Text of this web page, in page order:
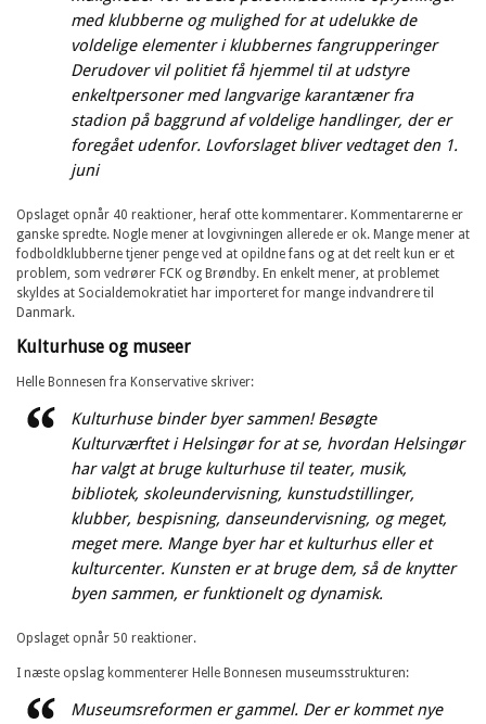
med klubberne og mulighed for at udelukke de
voldelige elementer i klubbernes fangrupperinger
Derudover vil politiet få hjemmel til at udstyre
enkeltpersoner med langvarige karantæner fra
stadion på baggrund af voldelige handlinger, der er
foregået udenfor. Lovforslaget bliver vedtaget den 1.
juni
Opslaget opnår 40 reaktioner, heraf otte kommentarer. Kommentarerne er
ganske spredte. Nogle mener at lovgivningen allerede er ok. Mange mener at
fodboldklubberne tjener penge ved at opildne fans og at det reelt kun er et
problem, som vedrører FCK og Brøndby. En enkelt mener, at problemet
skyldes at Socialdemokratiet har importeret for mange indvandrere til
Danmark.
Kulturhuse og museer
Helle Bonnesen fra Konservative skriver:
Kulturhuse binder byer sammen! Besøgte
Kulturværftet i Helsingør for at se, hvordan Helsingør
har valgt at bruge kulturhuse til teater, musik,
bibliotek, skoleundervisning, kunstudstillinger,
klubber, bespisning, danseundervisning, og meget,
meget mere. Mange byer har et kulturhus eller et
kulturcenter. Kunsten er at bruge dem, så de knytter
byen sammen, er funktionelt og dynamisk.
Opslaget opnår 50 reaktioner.
I næste opslag kommenterer Helle Bonnesen museumsstrukturen:
Museumsreformen er gammel. Der er kommet nye